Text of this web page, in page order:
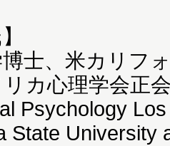
士、米カリフ
カ心理学会正
Psychology
State University